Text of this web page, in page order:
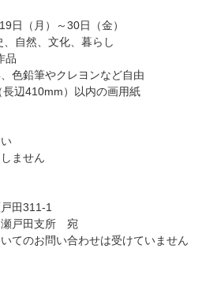
日（月）～30日（金）
自然、文化、暮らし
品
クレヨンなど自由
）以内の画用紙
ません
田311-1
戸田支所 宛
お問い合わせは受けていません